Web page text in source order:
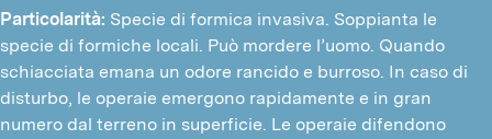
Particolarità: Specie di formica invasiva. Soppianta le
specie di formiche locali. Può mordere l’uomo. Quando
schiacciata emana un odore rancido e burroso. In caso di
disturbo, le operaie emergono rapidamente e in gran
numero dal terreno in superficie. Le operaie difendono